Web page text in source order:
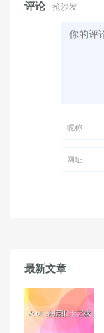
评论 抢沙发
最新文章